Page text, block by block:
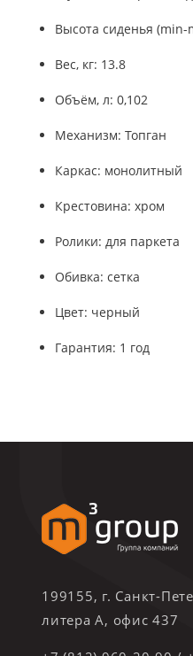
Высота сиденья (min-
Вес, кг: 13.8
Объём, л: 0,102
Механизм: Топган
Каркас: монолитный
Крестовина: хром
Ролики: для паркета
Обивка: сетка
Цвет: черный
Гарантия: 1 год
199155, г. Санкт-
литера А, офис 437